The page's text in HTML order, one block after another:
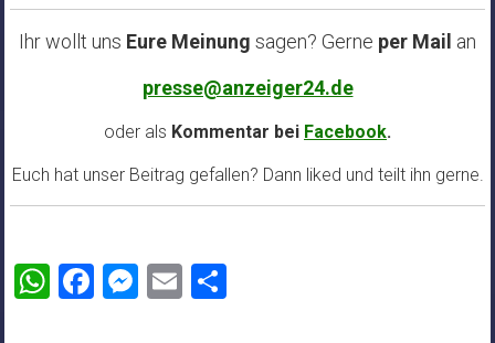
Ihr wollt uns Eure Meinung sagen? Gerne per Mail an
presse@anzeiger24.de
oder als Kommentar bei Facebook.
Euch hat unser Beitrag gefallen? Dann liked und teilt ihn gerne.
WhatsApp
Facebook
Messenger
EmailTeilen